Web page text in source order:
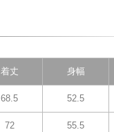
着丈 身幅
68.5 52.5
72 55.5